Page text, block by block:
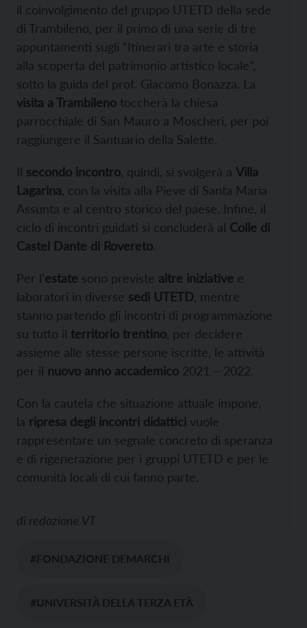
il coinvolgimento del gruppo UTETD della sede
di Trambileno, per il primo di una serie di tre
appuntamenti sugli “Itinerari tra arte e storia
alla scoperta del patrimonio artistico locale”,
sotto la guida del prof. Giacomo Bonazza. La
visita a Trambileno toccherà la chiesa
parrocchiale di San Mauro a Moscheri, per poi
raggiungere il Santuario della Salette.
Il secondo incontro , quindi, si svolgerà a Villa
Lagarina , con la visita alla Pieve di Santa Maria
Assunta e al centro storico del paese. Infine, il
ciclo di incontri guidati si concluderà al Colle di
Castel Dante di Rovereto.
Per l’estate sono previste altre iniziative e
laboratori in diverse sedi UTETD , mentre
stanno partendo gli incontri di programmazione
su tutto il territorio trentino , per decidere
assieme alle stesse persone iscritte, le attività
per il nuovo anno accademico 2021 – 2022.
Con la cautela che situazione attuale impone,
la ripresa degli incontri didattici vuole
rappresentare un segnale concreto di speranza
e di rigenerazione per i gruppi UTETD e per le
comunità locali di cui fanno parte.
di redazione VT
#FONDAZIONE DEMARCHI
#UNIVERSITÀ DELLA TERZA ETÀ